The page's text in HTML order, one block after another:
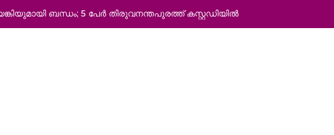
ബന്ധം; 5 പേര്‍ തിരുവനന്തപുരത്ത് കസ്റ്റഡിയില്‍